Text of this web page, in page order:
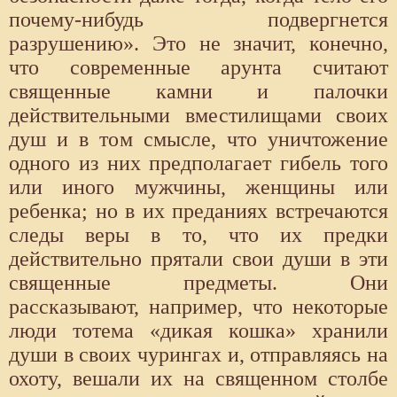
почему-нибудь подвергнется
разрушению». Это не значит, конечно,
что современные арунта считают
священные камни и палочки
действительными вместилищами своих
душ и в том смысле, что уничтожение
одного из них предполагает гибель того
или иного мужчины, женщины или
ребенка; но в их преданиях встречаются
следы веры в то, что их предки
действительно прятали свои души в эти
священные предметы. Они
рассказывают, например, что некоторые
люди тотема «дикая кошка» хранили
души в своих чурингах и, отправляясь на
охоту, вешали их на священном столбе